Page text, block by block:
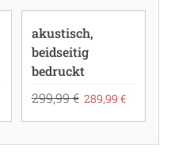
akustisch,
beidseitig
bedruckt
299,99 € 289,99 €